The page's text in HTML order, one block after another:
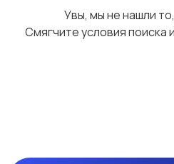
запчасти
Увы, мы не нашли
Смягчите условия поиска